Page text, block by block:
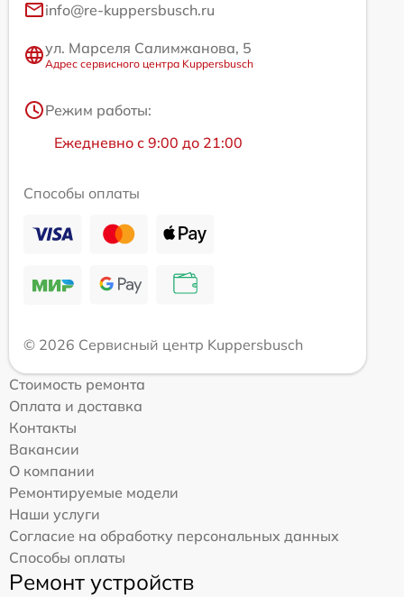
info@re-kuppersbusch.ru
ул. Марселя Салимжанова, 5
Адрес сервисного центра Kuppersbusch
Режим работы:
Ежедневно с 9:00 до 21:00
Способы оплаты
© 2026 Сервисный центр Kuppersbusch
Стоимость ремонта
Оплата и доставка
Контакты
Вакансии
О компании
Ремонтируемые модели
Наши услуги
Согласие на обработку персональных данных
Способы оплаты
Ремонт устройств